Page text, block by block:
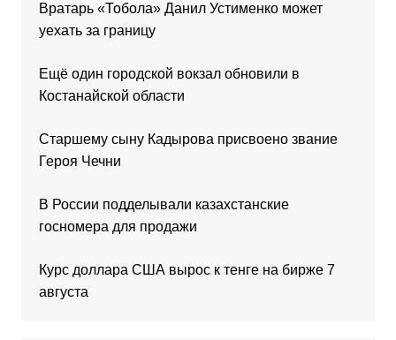
Вратарь «Тобола» Данил Устименко может
уехать за границу
Ещё один городской вокзал обновили в
Костанайской области
Старшему сыну Кадырова присвоено звание
Героя Чечни
В России подделывали казахстанские
госномера для продажи
Курс доллара США вырос к тенге на бирже 7
августа